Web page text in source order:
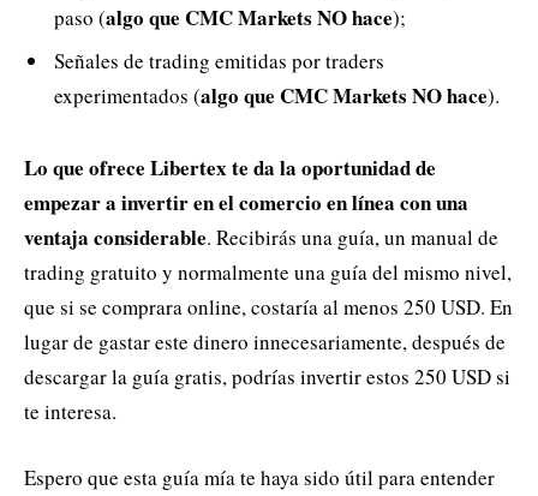
paso (algo que CMC Markets NO hace);
Señales de trading emitidas por traders
experimentados (algo que CMC Markets NO hace).
Lo que ofrece Libertex te da la oportunidad de
empezar a invertir en el comercio en línea con una
ventaja considerable. Recibirás una guía, un manual de
trading gratuito y normalmente una guía del mismo nivel,
que si se comprara online, costaría al menos 250 USD. En
lugar de gastar este dinero innecesariamente, después de
descargar la guía gratis, podrías invertir estos 250 USD si
te interesa.
Espero que esta guía mía te haya sido útil para entender